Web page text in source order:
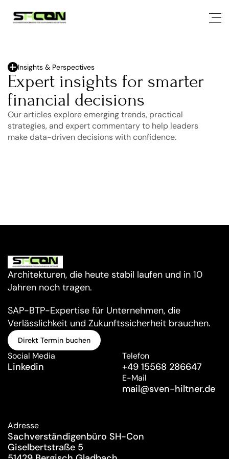
Insights & Perspectives
Expert insights for smarter
financial decisions
Our articles explore emerging trends, practical
strategies, and expert commentary to help leaders
make data-driven decisions with confidence.
Architekturen, die heute stabil laufen und in 10
Jahren noch tragen.
SAP-BTP-Expertise für Unternehmen, die
Verlässlichkeit und Zukunftssicherheit brauchen.
Direkt Termin buchen
Direkt Termin buchen
Social Media
Linkedin
Telefon
+49 15568 286647
E-Mail
mail@sven-hiltner.de
Adresse
Sachverständigenbüro SH-Con
Giselbertstraße 5